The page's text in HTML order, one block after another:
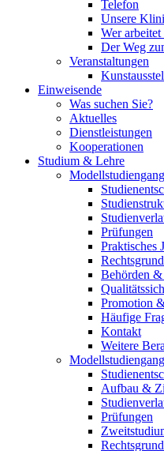
Telefon
Unsere
Wer
Der Weg
Veranstaltungen
Einweisende
Was suchen Sie?
Aktuelles
Dienstleistungen
Kooperationen
Studium & Lehre
Prüfungen
Praktisches
Behörden
Promotion
Häufige
Kontakt
Weitere
Aufbau &
Prüfungen